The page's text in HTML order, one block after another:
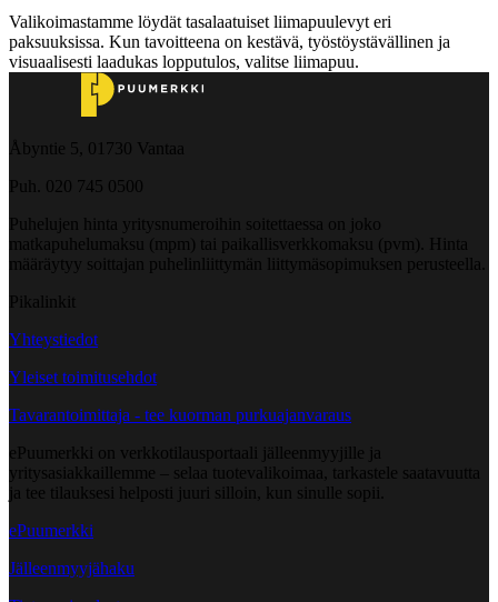
Valikoimastamme löydät tasalaatuiset liimapuulevyt eri
paksuuksissa. Kun tavoitteena on kestävä, työstöystävällinen ja
visuaalisesti laadukas lopputulos, valitse liimapuu.
Åbyntie 5, 01730 Vantaa
Puh. 020 745 0500
Puhelujen hinta yritysnumeroihin soitettaessa on joko
matkapuhelumaksu (mpm) tai paikallisverkkomaksu (pvm). Hinta
määräytyy soittajan puhelinliittymän liittymäsopimuksen perusteella.
Pikalinkit
Yhteystiedot
Yleiset toimitusehdot
Tavarantoimittaja - tee kuorman purkuajanvaraus
ePuumerkki on verkkotilausportaali jälleenmyyjille ja
yritysasiakkaillemme – selaa tuotevalikoimaa, tarkastele saatavuutta
ja tee tilauksesi helposti juuri silloin, kun sinulle sopii.
ePuumerkki
Jälleenmyyjähaku